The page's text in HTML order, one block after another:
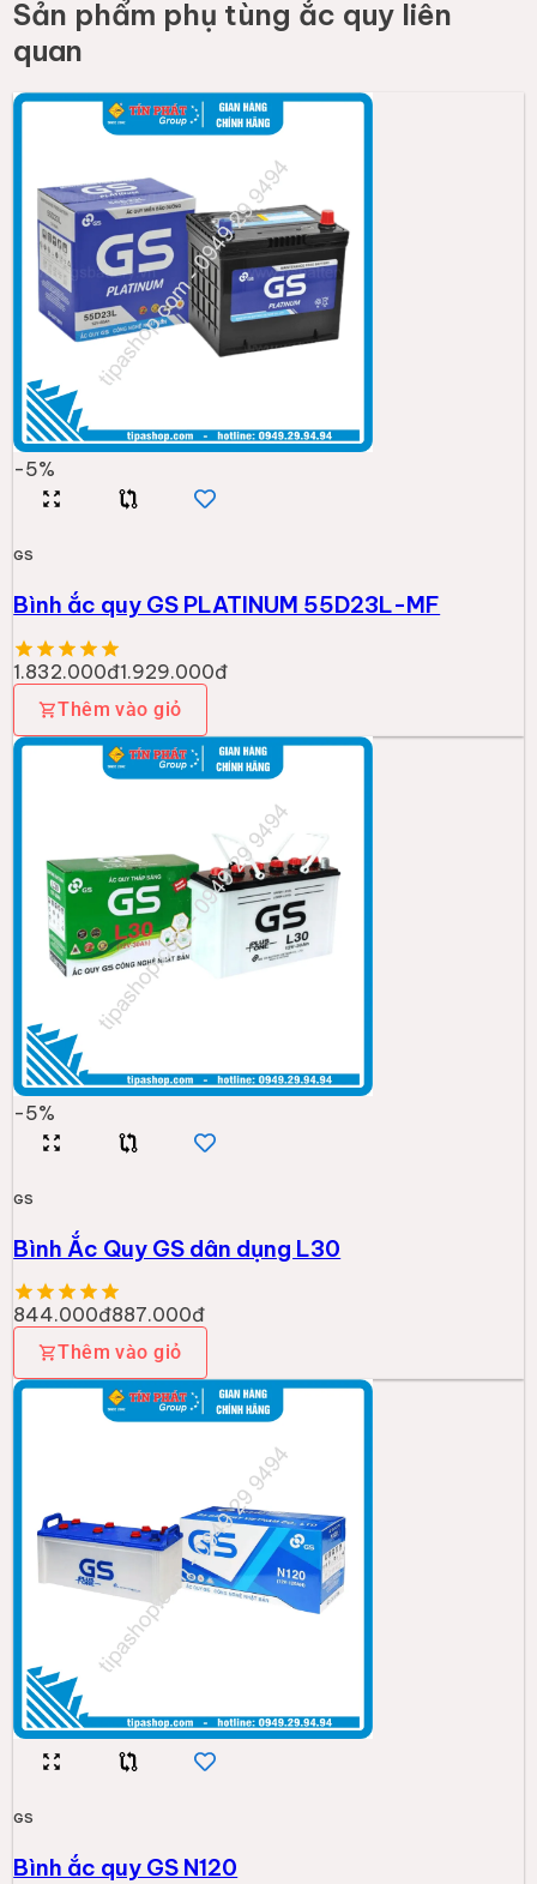
Sản phẩm phụ tùng ắc quy liên
quan
-5%
GS
Bình ắc quy GS PLATINUM 55D23L-MF
1.832.000đ1.929.000đ
Thêm vào giỏ
-5%
GS
Bình Ắc Quy GS dân dụng L30
844.000đ887.000đ
Thêm vào giỏ
GS
Bình ắc quy GS N120